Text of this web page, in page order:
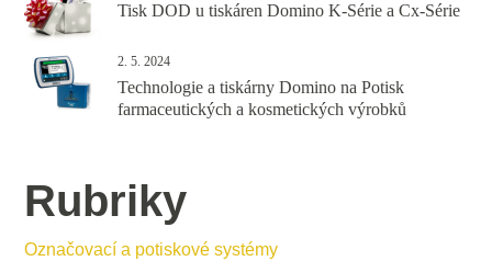
Tisk DOD u tiskáren Domino K-Série a Cx-Série
2. 5. 2024
Technologie a tiskárny Domino na Potisk
farmaceutických a kosmetických výrobků
Rubriky
Označovací a potiskové systémy